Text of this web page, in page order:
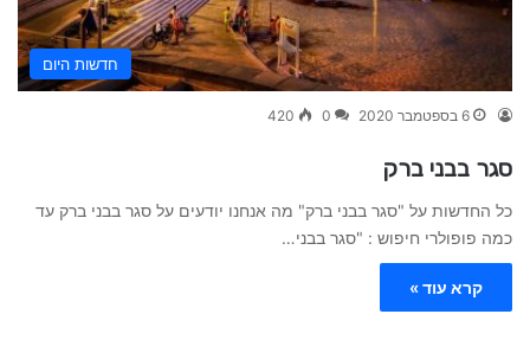
חדשות היום
6 בספטמבר 2020 0
420
סגר בבני ברק
כל החדשות על "סגר בבני ברק" מה אנחנו יודעים על סגר בבני ברק עד
כמה פופולרי חיפוש : "סגר בבני…
קרא עוד »